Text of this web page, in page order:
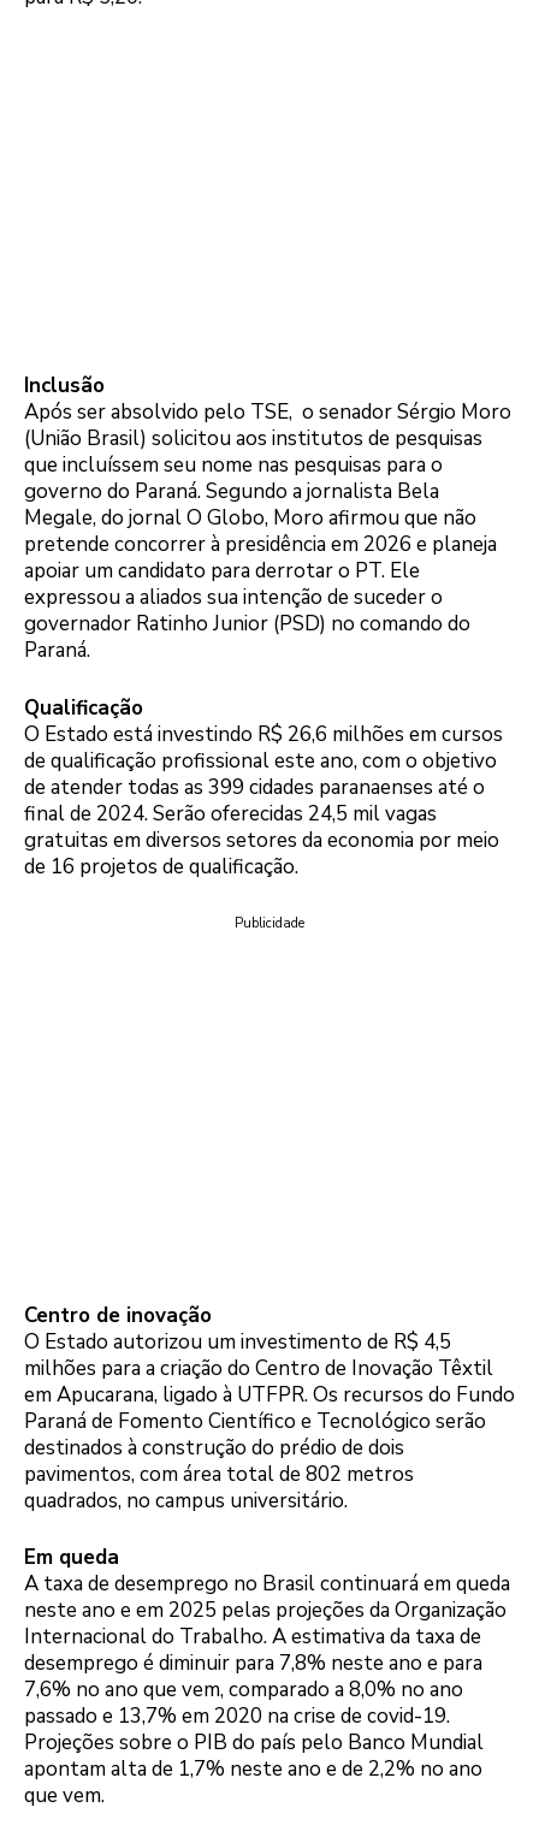
Inclusão
Após ser absolvido pelo TSE, o senador Sérgio Moro
(União Brasil) solicitou aos institutos de pesquisas
que incluíssem seu nome nas pesquisas para o
governo do Paraná. Segundo a jornalista Bela
Megale, do jornal O Globo, Moro afirmou que não
pretende concorrer à presidência em 2026 e planeja
apoiar um candidato para derrotar o PT. Ele
expressou a aliados sua intenção de suceder o
governador Ratinho Junior (PSD) no comando do
Paraná.
Qualificação
O Estado está investindo R$ 26,6 milhões em cursos
de qualificação profissional este ano, com o objetivo
de atender todas as 399 cidades paranaenses até o
final de 2024. Serão oferecidas 24,5 mil vagas
gratuitas em diversos setores da economia por meio
de 16 projetos de qualificação.
Publicidade
Centro de inovação
O Estado autorizou um investimento de R$ 4,5
milhões para a criação do Centro de Inovação Têxtil
em Apucarana, ligado à UTFPR. Os recursos do Fundo
Paraná de Fomento Científico e Tecnológico serão
destinados à construção do prédio de dois
pavimentos, com área total de 802 metros
quadrados, no campus universitário.
Em queda
A taxa de desemprego no Brasil continuará em queda
neste ano e em 2025 pelas projeções da Organização
Internacional do Trabalho. A estimativa da taxa de
desemprego é diminuir para 7,8% neste ano e para
7,6% no ano que vem, comparado a 8,0% no ano
passado e 13,7% em 2020 na crise de covid-19.
Projeções sobre o PIB do país pelo Banco Mundial
apontam alta de 1,7% neste ano e de 2,2% no ano
que vem.